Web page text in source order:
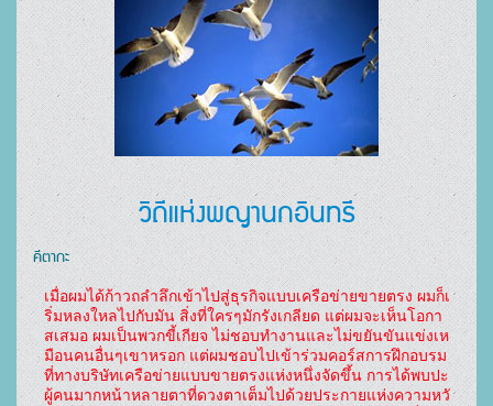
วิถีแห่งพญานกอินทรี
คีตากะ
เมื่อผมได้ก้าวถลำลึกเข้าไปสู่ธุรกิจแบบเครือข่ายขายตรง ผมก็เ
ริ่มหลงใหลไปกับมัน สิ่งที่ใครๆมักรังเกลียด แต่ผมจะเห็นโอกา
สเสมอ ผมเป็นพวกขี้เกียจ ไม่ชอบทำงานและไม่ขยันขันแข่งเห
มือนคนอื่นๆเขาหรอก แต่ผมชอบไปเข้าร่วมคอร์สการฝึกอบรม
ที่ทางบริษัทเครือข่ายแบบขายตรงแห่งหนึ่งจัดขึ้น การได้พบปะ
ผู้คนมากหน้าหลายตาที่ดวงตาเต็มไปด้วยประกายแห่งความหวั